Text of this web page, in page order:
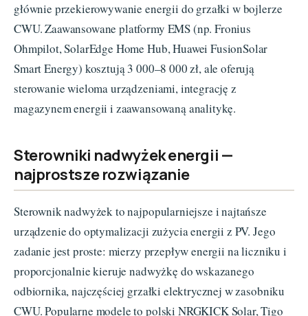
głównie przekierowywanie energii do grzałki w bojlerze
CWU. Zaawansowane platformy EMS (np. Fronius
Ohmpilot, SolarEdge Home Hub, Huawei FusionSolar
Smart Energy) kosztują 3 000–8 000 zł, ale oferują
sterowanie wieloma urządzeniami, integrację z
magazynem energii i zaawansowaną analitykę.
Sterowniki nadwyżek energii —
najprostsze rozwiązanie
Sterownik nadwyżek to najpopularniejsze i najtańsze
urządzenie do optymalizacji zużycia energii z PV. Jego
zadanie jest proste: mierzy przepływ energii na liczniku i
proporcjonalnie kieruje nadwyżkę do wskazanego
odbiornika, najczęściej grzałki elektrycznej w zasobniku
CWU. Popularne modele to polski NRGKICK Solar, Tigo